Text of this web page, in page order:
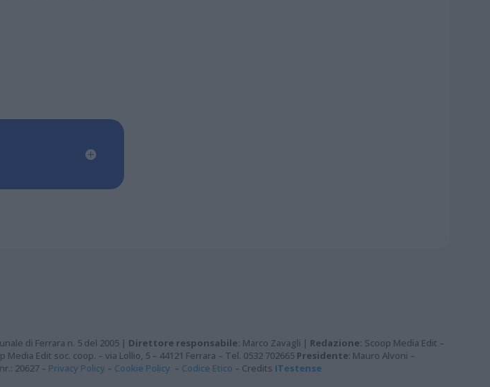
di Ferrara n. 5 del 2005 | Direttore responsabile: Marco Zavagli | Redazione: Scoop Media Edit –
Media Edit soc. coop. – via Lollio, 5 – 44121 Ferrara – Tel. 0532 702665 Presidente: Mauro Alvoni –
20627 – Privacy Policy – Cookie Policy – Codice Etico – Credits ITestense